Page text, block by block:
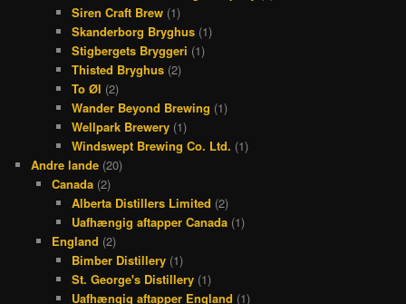
Siren Craft Brew (1)
Skanderborg Bryghus (1)
Stigbergets Bryggeri (1)
Thisted Bryghus (2)
To Øl (2)
Wander Beyond Brewing (1)
Wellpark Brewery (1)
Windswept Brewing Co. Ltd. (1)
Andre lande (20)
Canada(2)
Alberta Distillers Limited (2)
Uafhængig aftapper Canada (1)
England (2)
Bimber Distillery (1)
St. George's Distillery (1)
Uafhængig aftapper England (1)